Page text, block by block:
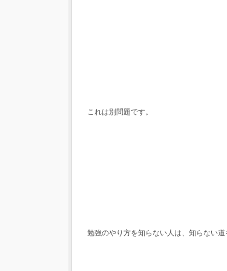
これは別問題です。
勉強のやり方を知らない人は、知らない